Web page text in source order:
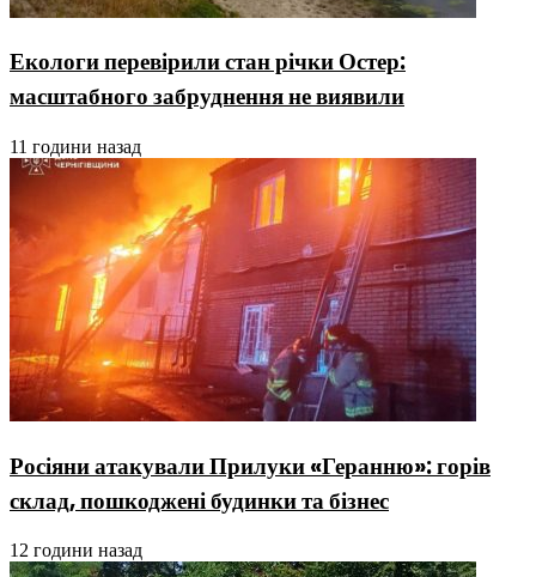
Екологи перевірили стан річки Остер:
масштабного забруднення не виявили
11 години назад
Росіяни атакували Прилуки «Геранню»: горів
склад, пошкоджені будинки та бізнес
12 години назад